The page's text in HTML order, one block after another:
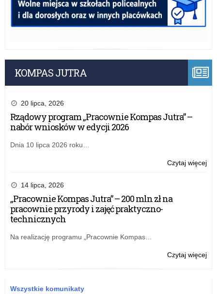
KOMPAS JUTRA
20 lipca, 2026
Rządowy program „Pracownie Kompas Jutra” –
nabór wniosków w edycji 2026
Dnia 10 lipca 2026 roku…
Czytaj więcejo:
14 lipca, 2026
„Pracownie Kompas Jutra” – 200 mln zł na
pracownie przyrody i zajęć praktyczno-
technicznych
Na realizację programu „Pracownie Kompas…
Czytaj więcejo:
Wszystkie komunikaty